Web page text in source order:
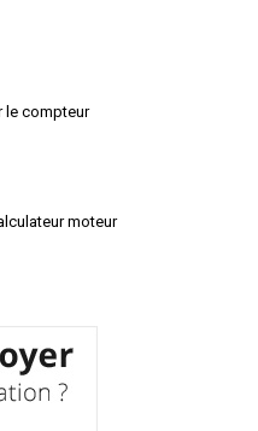
le compteur
moteur